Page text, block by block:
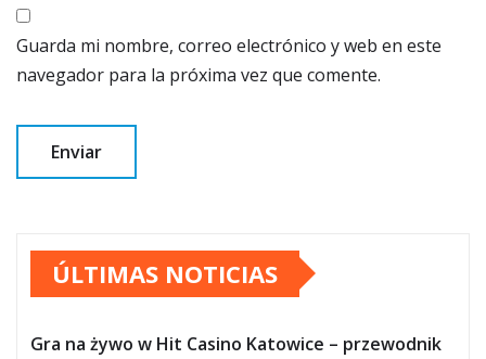
Guarda mi nombre, correo electrónico y web en este
navegador para la próxima vez que comente.
ÚLTIMAS NOTICIAS
Gra na żywo w Hit Casino Katowice – przewodnik